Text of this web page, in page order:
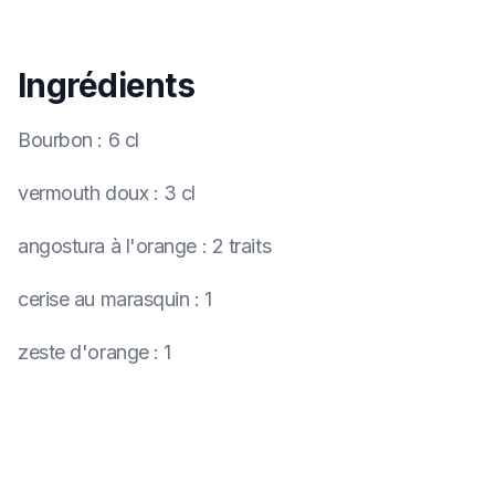
Ingrédients
Bourbon : 6 cl
vermouth doux : 3 cl
angostura à l'orange : 2 traits
cerise au marasquin : 1
zeste d'orange : 1